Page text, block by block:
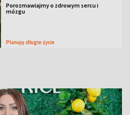
Porozmawiajmy o zdrowym sercu i
mózgu
Planuję długie życie